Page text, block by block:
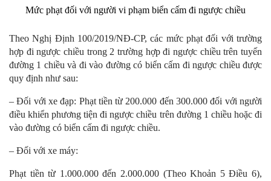
Mức phạt đối với người vi phạm biển cấm đi ngược chiều
Theo Nghị Định 100/2019/NĐ-CP, các mức phạt đối với trường
hợp đi ngược chiều trong 2 trường hợp đi ngược chiều trên tuyến
đường 1 chiều và đi vào đường có biển cấm đi ngược chiều được
quy định như sau:
– Đối với xe đạp: Phạt tiền từ 200.000 đến 300.000 đối với người
điều khiển phương tiện đi ngược chiều trên đường 1 chiều hoặc đi
vào đường có biển cấm đi ngược chiều.
– Đối với xe máy:
Phạt tiền từ 1.000.000 đến 2.000.000 (Theo Khoản 5 Điều 6),